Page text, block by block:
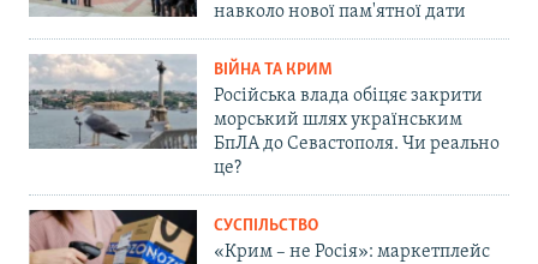
навколо нової пам'ятної дати
ВІЙНА ТА КРИМ
Російська влада обіцяє закрити
морський шлях українським
БпЛА до Севастополя. Чи реально
це?
СУСПІЛЬСТВО
«Крим – не Росія»: маркетплейс